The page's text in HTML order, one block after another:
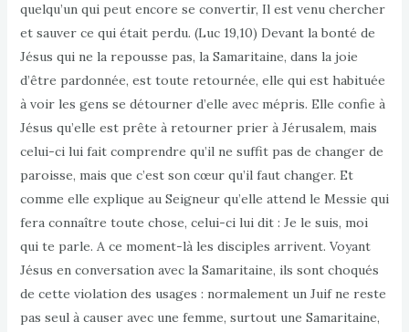
quelqu’un qui peut encore se convertir, Il est venu chercher
et sauver ce qui était perdu. (Luc 19,10) Devant la bonté de
Jésus qui ne la repousse pas, la Samaritaine, dans la joie
d’être pardonnée, est toute retournée, elle qui est habituée
à voir les gens se détourner d’elle avec mépris. Elle confie à
Jésus qu’elle est prête à retourner prier à Jérusalem, mais
celui-ci lui fait comprendre qu’il ne suffit pas de changer de
paroisse, mais que c’est son cœur qu’il faut changer. Et
comme elle explique au Seigneur qu’elle attend le Messie qui
fera connaître toute chose, celui-ci lui dit : Je le suis, moi
qui te parle. A ce moment-là les disciples arrivent. Voyant
Jésus en conversation avec la Samaritaine, ils sont choqués
de cette violation des usages : normalement un Juif ne reste
pas seul à causer avec une femme, surtout une Samaritaine,